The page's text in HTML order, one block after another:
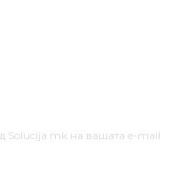
на вашата e-mail